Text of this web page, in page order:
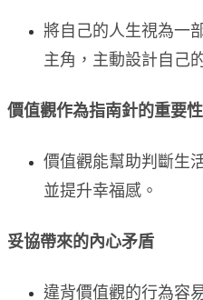
將自己的人生視為一
主角，主動設計自己
價值觀作為指南針的重要性
價值觀能幫助判斷生
並提升幸福感。
妥協帶來的內心矛盾
違背價值觀的行為容